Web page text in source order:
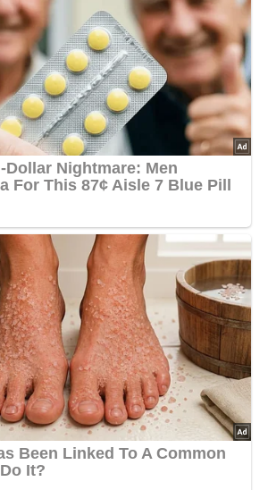
Anlässen wieSilvestergerne
die Kombination ausAnanasund
süß-frische Basis, die mit einer
ausSchlagsahneundMayonnaise
SpritzerZitronensaftsorgt für
Tomatenketchup
dem Salat eine
zarte Farbnote verleiht.
wirkt der Salat, wenn er in
oder als kleine Vorspeise zum
Wer mag, kann den Salat mit
oder frischen Kräutern verfeinern.